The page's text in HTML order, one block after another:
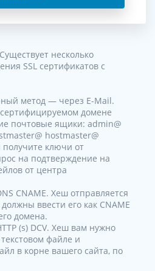
несколько
SSL сертификатов c
метод — через E-Mail.
домене
почтовые ящики: admin@
hostmaster@
ключи от
на подтверждение на
от центра
CNAME. Хеш отправляется
ввести его как CNAME
домена.
(s) DCV. Хеш вам нужно
файле и
в корне вашего сайта, по